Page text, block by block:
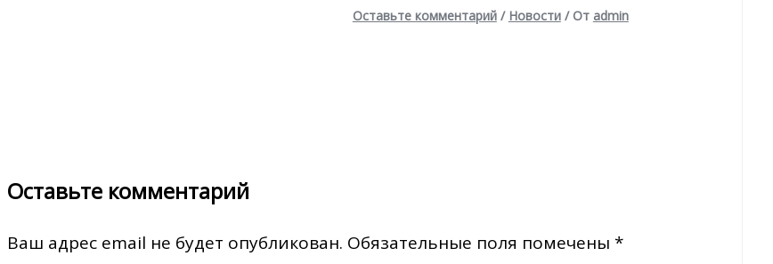
Оставьте комментарий / Новости/ От admin
Оставьте комментарий
Ваш адрес email не будет опубликован. Обязательные поля помечены *